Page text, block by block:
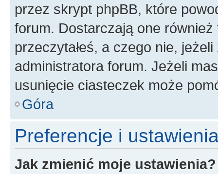
przez skrypt phpBB, które
forum. Dostarczają one
przeczytałeś, a czego nie,
administratora forum. Jeżeli
usunięcie ciasteczek może
Góra
Preferencje i
Jak zmienić moje ustawienia?